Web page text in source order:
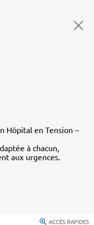
Hôpital en Tension –
à chacun,
aux urgences.
ACCÈS RAPIDES